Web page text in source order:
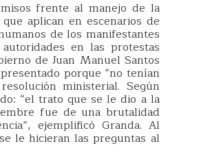
frente al manejo de la
aplican en escenarios de
de los manifestantes
en las protestas
de Juan Manuel Santos
porque “no tenían
ministerial. Según
“el trato que se le dio a la
fue de una brutalidad
ejemplificó Granda. Al
le hicieran las preguntas al